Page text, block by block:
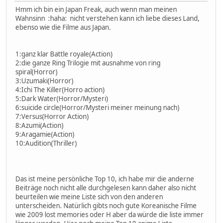
Hmm ich bin ein Japan Freak, auch wenn man meinen
Wahnsinn :haha: nicht verstehen kann ich liebe dieses Land,
ebenso wie die Filme aus Japan.
1:ganz klar Battle royale(Action)
2:die ganze Ring Trilogie mit ausnahme von ring
spiral(Horror)
3:Uzumaki(Horror)
4:Ichi The Killer(Horro action)
5:Dark Water(Horror/Mysteri)
6:suicide circle(Horror/Mysteri meiner meinung nach)
7:Versus(Horror Action)
8:Azumi(Action)
9:Aragamie(Action)
10:Audition(Thriller)
Das ist meine persönliche Top 10, ich habe mir die anderne
Beiträge noch nicht alle durchgelesen kann daher also nicht
beurteilen wie meine Liste sich von den anderen
unterscheiden. Natürlich gibts noch gute Koreanische Filme
wie 2009 lost memories oder H aber da würde die liste immer